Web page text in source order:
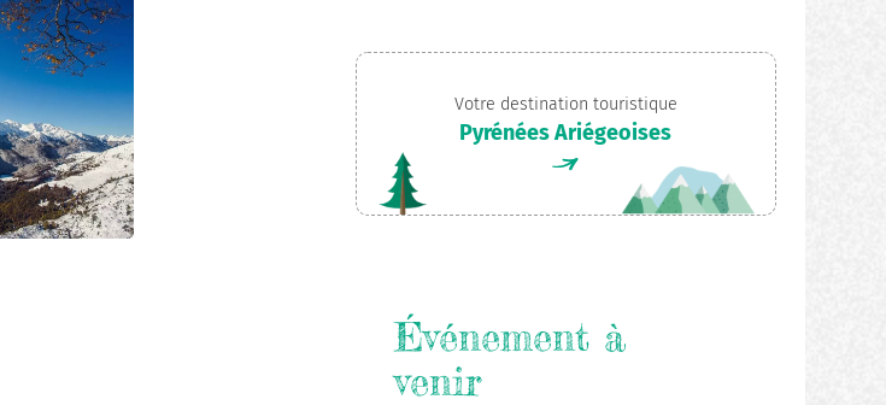
Votre destination touristique
Pyrénées Ariégeoises
Événement à
venir